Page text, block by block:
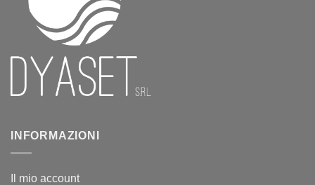
INFORMAZIONI
Il mio account